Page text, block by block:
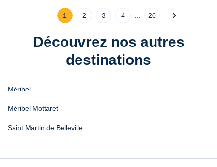
1 2 3 4 20 chevron_right
Découvrez nos autres
destinations
Méribel
Méribel Mottaret
Saint Martin de Belleville